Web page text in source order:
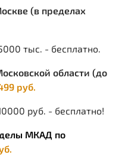
(в пределах
тыс. - бесплатно.
области (до
руб.
руб. - бесплатно!
МКАД по